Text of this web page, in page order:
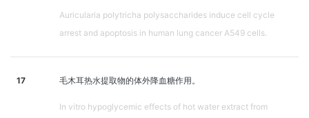
Auricularia polytricha polysaccharides induce cell cycle
arrest and apoptosis in human lung cancer A549 cells.
17 毛木耳热水提取物的体外降血糖作用。
In vitro hypoglycemic effects of hot water extract from